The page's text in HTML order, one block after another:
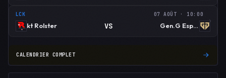
LCK 07 AOÛT · 10:00
kt Rolster VS Gen.G Esports
CALENDRIER COMPLET